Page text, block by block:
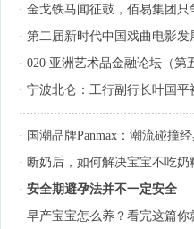
· 金戈铁马闻征鼓，佰易集团只
· 第二届新时代中国戏曲电影
· 020 亚洲艺术品金融论坛（第
· 宁波北仑：工行副行长叶国
· 国潮品牌Panmax：潮流碰撞
· 断奶后，如何解决宝宝不吃奶
· 安全期避孕法并不一定安全
· 早产宝宝怎么养？看完这篇你